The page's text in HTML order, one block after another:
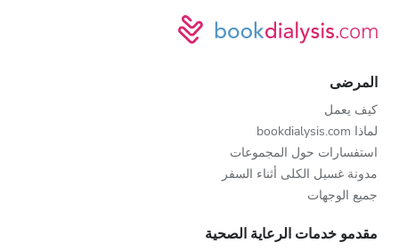
المرضى
كيف يعمل
لماذا bookdialysis.com
استفسارات حول المجموعات
مدونة غسيل الكلى أثناء السفر
جميع الوجهات
مقدمو خدمات الرعاية الصحية